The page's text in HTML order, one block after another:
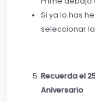
Si ya lo has
seleccionar la
Recuerda el
Aniversario